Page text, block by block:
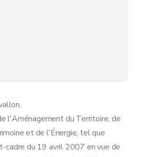
l'Aménagement du Territoire, de
et de l'Énergie, tel que
cadre du 19 avril 2007 en vue de